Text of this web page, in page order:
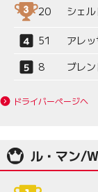
20 シェ
51
アレ
8
ブレ
ドライバーページへ
ル・マン/